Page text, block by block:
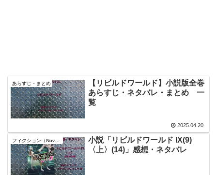
あらすじ・まとめ
【リビルドワールド】小説版全巻
あらすじ・ネタバレ・まとめ 一
覧
2025.04.20
小説「リビルドワールド IX(9)
〈上〉(14)」感想・ネタバレ